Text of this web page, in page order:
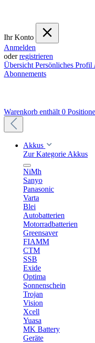
Ihr Konto
Anmelden
oderregistrieren
Übersicht Persönliches Profil
Abonnements
Warenkorb enthält 0
Akkus
Zur Kategorie Akkus
NiMh
Sanyo
Panasonic
Varta
Blei
Autobatterien
Motorradbatterien
Greensaver
FIAMM
CTM
SSB
Exide
Optima
Sonnenschein
Trojan
Vision
Xcell
Yuasa
MK Battery
Geräte